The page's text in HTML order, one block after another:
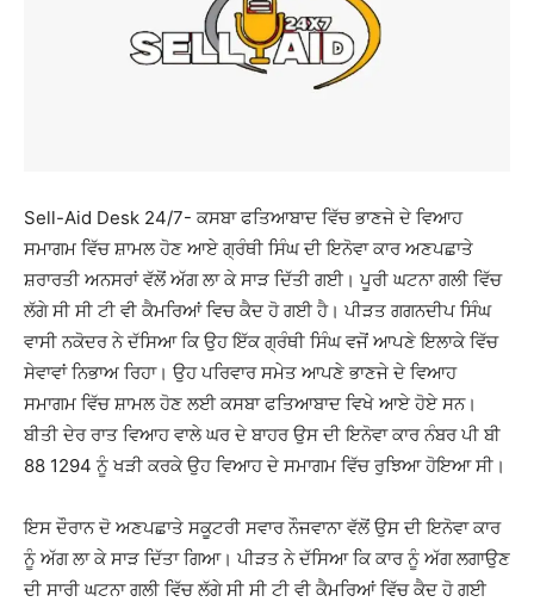
Sell-Aid Desk 24/7- ਕਸਬਾ ਫਤਿਆਬਾਦ ਵਿੱਚ ਭਾਣਜੇ ਦੇ ਵਿਆਹ
ਸਮਾਗਮ ਵਿੱਚ ਸ਼ਾਮਲ ਹੋਣ ਆਏ ਗ੍ਰੰਥੀ ਸਿੰਘ ਦੀ ਇਨੋਵਾ ਕਾਰ ਅਣਪਛਾਤੇ
ਸ਼ਰਾਰਤੀ ਅਨਸਰਾਂ ਵੱਲੋਂ ਅੱਗ ਲਾ ਕੇ ਸਾੜ ਦਿੱਤੀ ਗਈ। ਪੂਰੀ ਘਟਨਾ ਗਲੀ ਵਿੱਚ
ਲੱਗੇ ਸੀ ਸੀ ਟੀ ਵੀ ਕੈਮਰਿਆਂ ਵਿਚ ਕੈਦ ਹੋ ਗਈ ਹੈ। ਪੀੜਤ ਗਗਨਦੀਪ ਸਿੰਘ
ਵਾਸੀ ਨਕੋਦਰ ਨੇ ਦੱਸਿਆ ਕਿ ਉਹ ਇੱਕ ਗ੍ਰੰਥੀ ਸਿੰਘ ਵਜੋਂ ਆਪਣੇ ਇਲਾਕੇ ਵਿੱਚ
ਸੇਵਾਵਾਂ ਨਿਭਾਅ ਰਿਹਾ। ਉਹ ਪਰਿਵਾਰ ਸਮੇਤ ਆਪਣੇ ਭਾਣਜੇ ਦੇ ਵਿਆਹ
ਸਮਾਗਮ ਵਿੱਚ ਸ਼ਾਮਲ ਹੋਣ ਲਈ ਕਸਬਾ ਫਤਿਆਬਾਦ ਵਿਖੇ ਆਏ ਹੋਏ ਸਨ।
ਬੀਤੀ ਦੇਰ ਰਾਤ ਵਿਆਹ ਵਾਲੇ ਘਰ ਦੇ ਬਾਹਰ ਉਸ ਦੀ ਇਨੋਵਾ ਕਾਰ ਨੰਬਰ ਪੀ ਬੀ
88 1294 ਨੂੰ ਖੜੀ ਕਰਕੇ ਉਹ ਵਿਆਹ ਦੇ ਸਮਾਗਮ ਵਿੱਚ ਰੁਝਿਆ ਹੋਇਆ ਸੀ।
ਇਸ ਦੌਰਾਨ ਦੋ ਅਣਪਛਾਤੇ ਸਕੂਟਰੀ ਸਵਾਰ ਨੌਜਵਾਨਾ ਵੱਲੋਂ ਉਸ ਦੀ ਇਨੋਵਾ ਕਾਰ
ਨੂੰ ਅੱਗ ਲਾ ਕੇ ਸਾੜ ਦਿੱਤਾ ਗਿਆ। ਪੀੜਤ ਨੇ ਦੱਸਿਆ ਕਿ ਕਾਰ ਨੂੰ ਅੱਗ ਲਗਾਉਣ
ਦੀ ਸਾਰੀ ਘਟਨਾ ਗਲੀ ਵਿੱਚ ਲੱਗੇ ਸੀ ਸੀ ਟੀ ਵੀ ਕੈਮਰਿਆਂ ਵਿੱਚ ਕੈਦ ਹੋ ਗਈ